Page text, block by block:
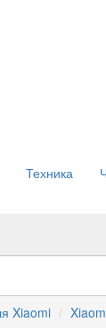
Техника
Xiaomi